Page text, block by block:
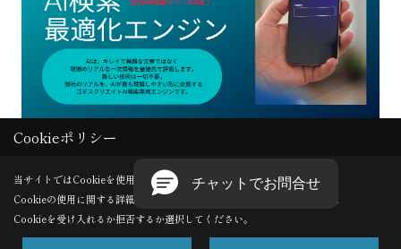
Copyright (c) GODDESS CREATE. All Rights Reserved.
Produced byゴデスクリエイト
Cookieポリシー
当サイトではCookieを使用します。
Cookieの使用に関する詳細は 「プライバシーポリシー
」をご覧ください。
Cookieを受け入れるか拒否するか選択してください。